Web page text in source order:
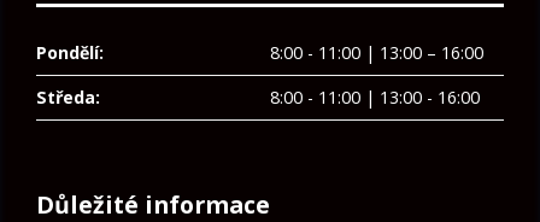
Pondělí:
8:00 - 11:00 | 13:00 – 16:00
Středa:
8:00 - 11:00 | 13:00 - 16:00
Důležité informace